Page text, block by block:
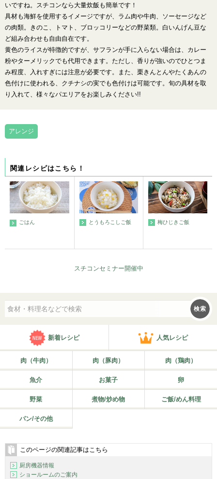
いですね。スチコンなら大量炊飯も簡単です！
具材も海鮮を使用するイメージですが、ラム肉や牛肉、ソーセージなど
の肉類。きのこ、トマト、ブロッコリーなどの野菜類。白いんげん豆な
ど組み合わせも自由自在です。
黄色のライスが特徴的ですが、サフランが手に入らない場合は、カレー
粉やターメリックでも代用できます。ただし、香りが強いのでひとつま
み程度、入れすぎには注意が必要です。また、栗きんとんやたくあんの
色付けに使われる、クチナシの実でも色付けは可能です。旬の具材を取
り入れて、様々なパエリアをお楽しみください!!
アレンジ
関連レシピはこちら！
ごはん とうもろこしご飯 梅ひじきご飯
スチコンセミナー開催中
検索
新着レシピ 人気レシピ
肉（牛肉） 肉（豚肉） 肉（鶏肉）
魚介 お菓子 卵
野菜 煮物/炒め物 ご飯/めん料理
パン/その他
このページの関連記事はこちら
厨房機器情報
ショールームのご案内